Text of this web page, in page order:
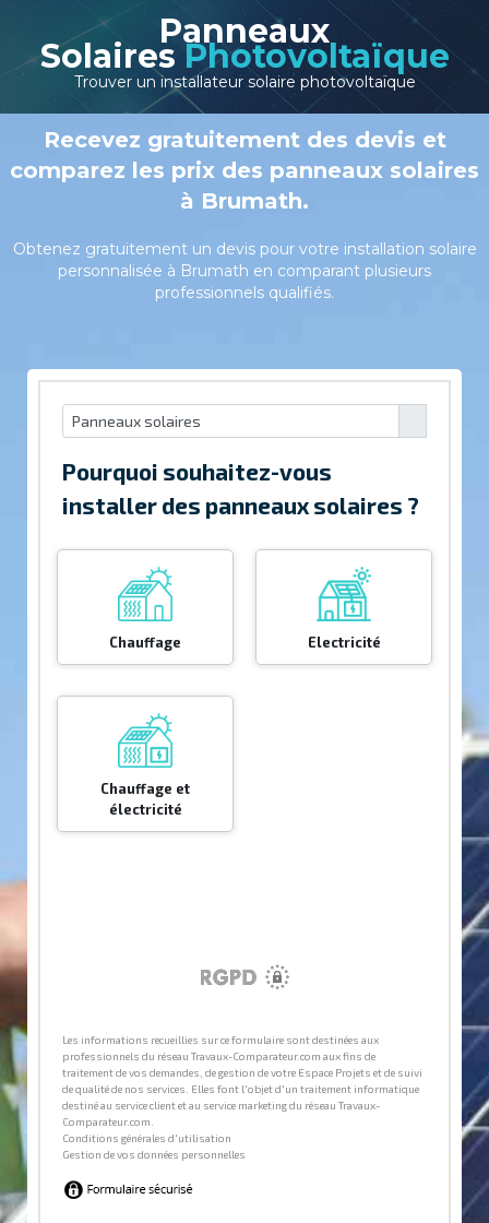
Panneaux
Solaires Photovoltaïque
Trouver un installateur solaire photovoltaïque
Recevez gratuitement des devis et
comparez les prix des panneaux solaires
à Brumath.
Obtenez gratuitement un devis pour votre installation solaire
personnalisée à Brumath en comparant plusieurs
professionnels qualifiés.